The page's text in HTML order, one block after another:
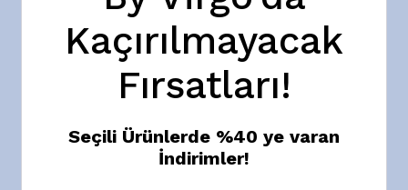
süresinin uzatılmasını talep edebilir.
MADDE 5 - CAYMA HAKKI
gün içinde, hiçbir gerekçe göstermeksizin ve cezai şart
Kaçırılmayacak
Fırsatları!
Seçili Ürünlerde %40 ye varan
İndirimler!